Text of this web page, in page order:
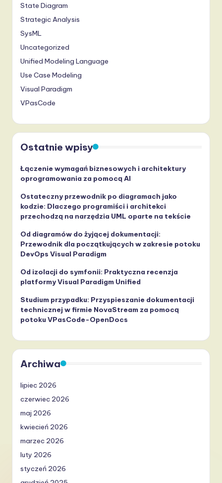
State Diagram
Strategic Analysis
SysML
Uncategorized
Unified Modeling Language
Use Case Modeling
Visual Paradigm
VPasCode
Ostatnie wpisy
Łączenie wymagań biznesowych i architektury
oprogramowania za pomocą AI
Ostateczny przewodnik po diagramach jako
kodzie: Dlaczego programiści i architekci
przechodzą na narzędzia UML oparte na tekście
Od diagramów do żyjącej dokumentacji:
Przewodnik dla początkujących w zakresie potoku
DevOps Visual Paradigm
Od izolacji do symfonii: Praktyczna recenzja
platformy Visual Paradigm Unified
Studium przypadku: Przyspieszanie dokumentacji
technicznej w firmie NovaStream za pomocą
potoku VPasCode-OpenDocs
Archiwa
lipiec 2026
czerwiec 2026
maj 2026
kwiecień 2026
marzec 2026
luty 2026
styczeń 2026